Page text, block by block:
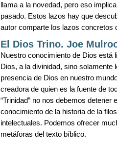
llama a la novedad, pero eso
pasado. Estos lazos hay que
autor comparte los lazos concretos
El Dios Trino. Joe
Nuestro conocimiento de Dios está
Dios, a la divinidad, sino solamente
presencia de Dios en nuestro
creadora de quien es la fuente de
“Trinidad” no nos debemos
conocimiento de la historia de la
intelectuales. Podemos ofrecer
metáforas del texto bíblico.